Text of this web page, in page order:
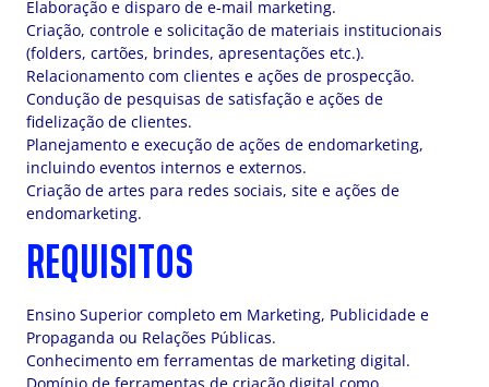
Elaboração e disparo de e-mail marketing.
Criação, controle e solicitação de materiais institucionais
(folders, cartões, brindes, apresentações etc.).
Relacionamento com clientes e ações de prospecção.
Condução de pesquisas de satisfação e ações de
fidelização de clientes.
Planejamento e execução de ações de endomarketing,
incluindo eventos internos e externos.
Criação de artes para redes sociais, site e ações de
endomarketing.
REQUISITOS
Ensino Superior completo em Marketing, Publicidade e
Propaganda ou Relações Públicas.
Conhecimento em ferramentas de marketing digital.